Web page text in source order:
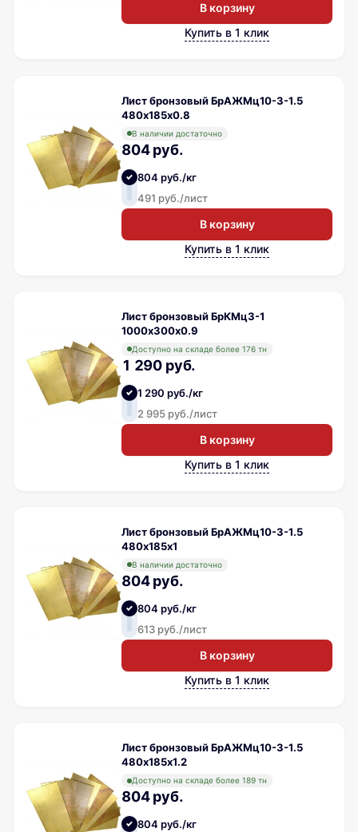
В корзину
Купить в 1 клик
Лист бронзовый БрАЖМц10-3-1.5
480х185х0.8
В наличии достаточно
804 руб.
804 руб./кг
491 руб./лист
В корзину
Купить в 1 клик
Лист бронзовый БрКМц3-1
1000х300х0.9
Доступно на складе более 176 тн
1 290 руб.
1 290 руб./кг
2 995 руб./лист
В корзину
Купить в 1 клик
Лист бронзовый БрАЖМц10-3-1.5
480х185х1
В наличии достаточно
804 руб.
804 руб./кг
613 руб./лист
В корзину
Купить в 1 клик
Лист бронзовый БрАЖМц10-3-1.5
480х185х1.2
Доступно на складе более 189 тн
804 руб.
804 руб./кг